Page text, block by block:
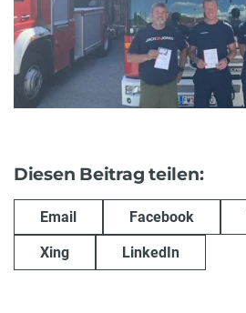
Diesen Beitrag teilen:
Email Facebook
Xing LinkedIn